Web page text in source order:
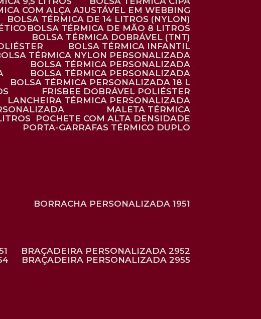
COM ALÇA AJUSTÁVEL EM WEBBING
BOLSA TÉRMICA DE 14 LITROS (NYLON)
BOLSA TÉRMICA DE MÃO 8 LITROS
BOLSA TÉRMICA DOBRÁVEL (TNT)
BOLSA TÉRMICA INFANTIL
BOLSA TÉRMICA NYLON PERSONALIZADA
BOLSA TÉRMICA PERSONALIZADA
BOLSA TÉRMICA PERSONALIZADA
BOLSA TÉRMICA PERSONALIZADA 18 L
FRISBEE DOBRÁVEL POLIÉSTER
LANCHEIRA TÉRMICA PERSONALIZADA
MALETA TÉRMICA
POCHETE COM ALTA DENSIDADE
PORTA-GARRAFAS TÉRMICO DUPLO
BORRACHA PERSONALIZADA 1951
BRAÇADEIRA PERSONALIZADA 2952
BRAÇADEIRA PERSONALIZADA 2955